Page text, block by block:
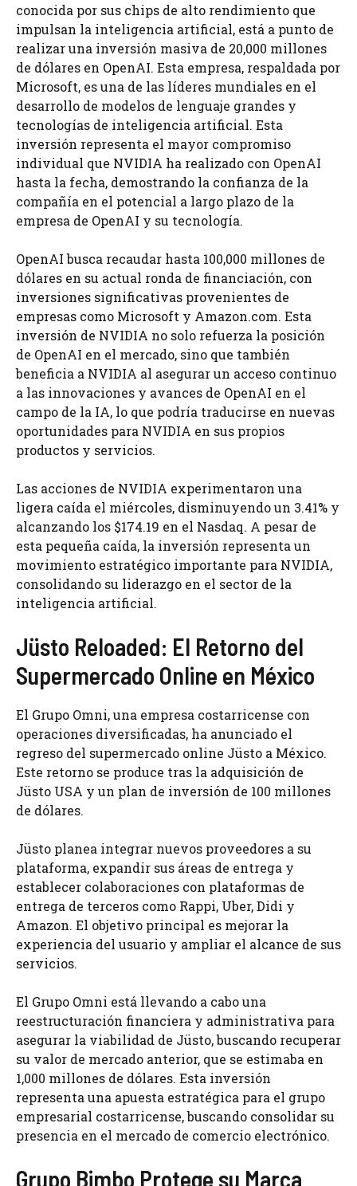
conocida por sus chips de alto rendimiento que
impulsan la inteligencia artificial, está a punto de
realizar una inversión masiva de 20,000 millones
de dólares en OpenAI. Esta empresa, respaldada por
Microsoft, es una de las líderes mundiales en el
desarrollo de modelos de lenguaje grandes y
tecnologías de inteligencia artificial. Esta
inversión representa el mayor compromiso
individual que NVIDIA ha realizado con OpenAI
hasta la fecha, demostrando la confianza de la
compañía en el potencial a largo plazo de la
empresa de OpenAI y su tecnología.
OpenAI busca recaudar hasta 100,000 millones de
dólares en su actual ronda de financiación, con
inversiones significativas provenientes de
empresas como Microsoft y Amazon.com. Esta
inversión de NVIDIA no solo refuerza la posición
de OpenAI en el mercado, sino que también
beneficia a NVIDIA al asegurar un acceso continuo
a las innovaciones y avances de OpenAI en el
campo de la IA, lo que podría traducirse en nuevas
oportunidades para NVIDIA en sus propios
productos y servicios.
Las acciones de NVIDIA experimentaron una
ligera caída el miércoles, disminuyendo un 3.41% y
alcanzando los $174.19 en el Nasdaq. A pesar de
esta pequeña caída, la inversión representa un
movimiento estratégico importante para NVIDIA,
consolidando su liderazgo en el sector de la
inteligencia artificial.
Jüsto Reloaded: El Retorno del
Supermercado Online en México
El Grupo Omni, una empresa costarricense con
operaciones diversificadas, ha anunciado el
regreso del supermercado online Jüsto a México.
Este retorno se produce tras la adquisición de
Jüsto USA y un plan de inversión de 100 millones
de dólares.
Jüsto planea integrar nuevos proveedores a su
plataforma, expandir sus áreas de entrega y
establecer colaboraciones con plataformas de
entrega de terceros como Rappi, Uber, Didi y
Amazon. El objetivo principal es mejorar la
experiencia del usuario y ampliar el alcance de sus
servicios.
El Grupo Omni está llevando a cabo una
reestructuración financiera y administrativa para
asegurar la viabilidad de Jüsto, buscando recuperar
su valor de mercado anterior, que se estimaba en
1,000 millones de dólares. Esta inversión
representa una apuesta estratégica para el grupo
empresarial costarricense, buscando consolidar su
presencia en el mercado de comercio electrónico.
Grupo Bimbo Protege su Marca